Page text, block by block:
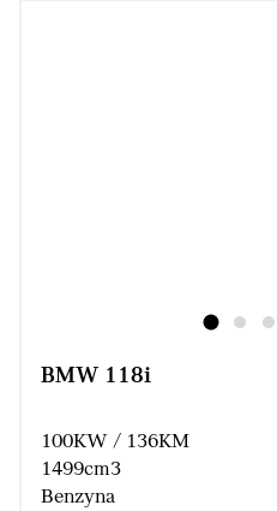
BMW 118i
100KW / 136KM
1499cm3
Benzyna